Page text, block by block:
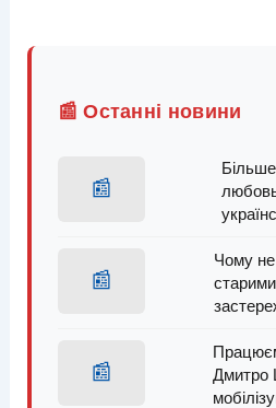
📰 Останні новини
📰
Більше
📰
Чому
📰
Дмитро